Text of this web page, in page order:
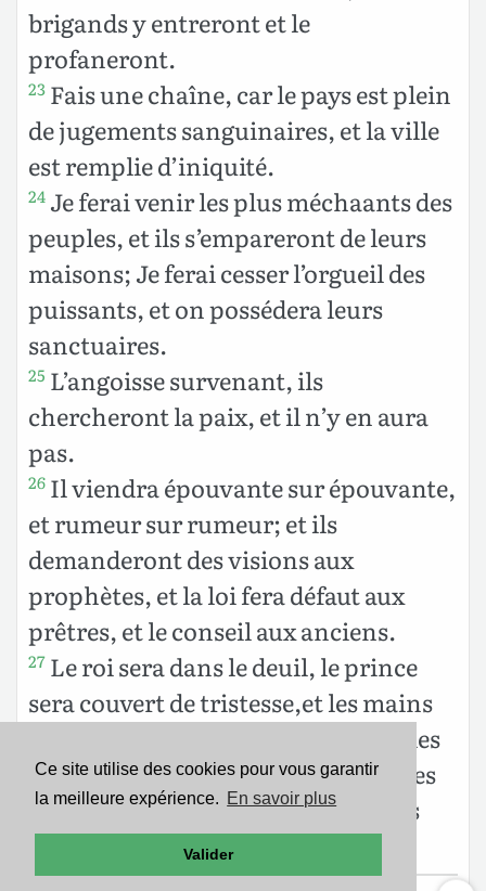
Ce site utilise des cookies pour vous garantir
la meilleure expérience. En savoir plus
Valider
brigands y entreront et le
profaneront.
23 Fais une chaîne, car le pays est plein
de jugements sanguinaires, et la ville
est remplie d’iniquité.
24 Je ferai venir les plus méchaants des
peuples, et ils s’empareront de leurs
maisons; Je ferai cesser l’orgueil des
puissants, et on possédera leurs
sanctuaires.
25 L’angoisse survenant, ils
chercheront la paix, et il n’y en aura
pas.
26 Il viendra épouvante sur épouvante,
et rumeur sur rumeur; et ils
demanderont des visions aux
prophètes, et la loi fera défaut aux
prêtres, et le conseil aux anciens.
27 Le roi sera dans le deuil, le prince
sera couvert de tristesse,et les mains
du peuple du pays trembleront; Je les
traiterai selon leurs oeuvres, et Je les
jugerai selon leurs jugements, et ils
sauront que Je suis le Seigneur.